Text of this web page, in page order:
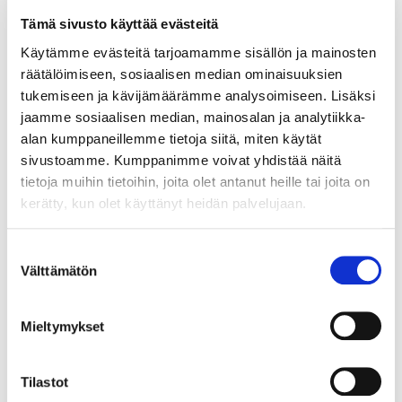
Tämä sivusto käyttää evästeitä
Käytämme evästeitä tarjoamamme sisällön ja mainosten
räätälöimiseen, sosiaalisen median ominaisuuksien
tukemiseen ja kävijämäärämme analysoimiseen. Lisäksi
jaamme sosiaalisen median, mainosalan ja analytiikka-
alan kumppaneillemme tietoja siitä, miten käytät
sivustoamme. Kumppanimme voivat yhdistää näitä
tietoja muihin tietoihin, joita olet antanut heille tai joita on
kerätty, kun olet käyttänyt heidän palvelujaan.
valinta
Välttämätön
Mieltymykset
Tilastot
euroa) x 50 %
Miltä ajalta sähköhyvitys tulee?
Sähköhyvitys tulee vuoden 2022 marras- ja
joulukuun ja vuoden 2023 tammikuun ajalta
toteutuneesta sähköenergian hinnasta ja
kulutuksesta. Laskennallisesti sähköhyvitys tulee
neljää kuukautta vastaavalta ajalta, koska toisessa
erässä huomioidaan kahdesti vuoden 2023
Vaatiiko sähköhyvityksen saaminen
toimenpiteitä asiakkaalta, jos sähköyhtiö ei ole
Ei vaadi, mikäli olet pysynyt samalla
sähköyhtiöllä ensimmäiseen tai toiseen erään
kuuluvien tarkastelukuukausien aikana.